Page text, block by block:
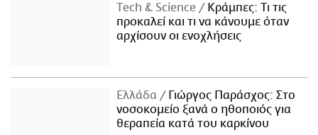
Τech & Science
Κράμπες: Τι τις
προκαλεί και τι να κάνουμε όταν
αρχίσουν οι ενοχλήσεις
Ελλάδα
Γιώργος Παράσχος: Στο
νοσοκομείο ξανά ο ηθοποιός για
θεραπεία κατά του καρκίνου